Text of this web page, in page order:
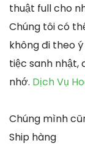
thuật full cho
Chúng tôi có
không đi theo
tiệc sanh nhật,
nhớ. Dịch Vụ
Chúng mình
Ship hàng